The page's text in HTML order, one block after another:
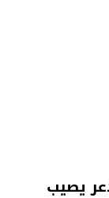
يصيب